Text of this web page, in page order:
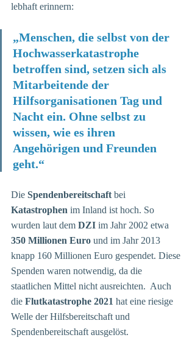
lebhaft erinnern:
„Menschen, die selbst von der
Hochwasserkatastrophe
betroffen sind, setzen sich als
Mitarbeitende der
Hilfsorganisationen Tag und
Nacht ein. Ohne selbst zu
wissen, wie es ihren
Angehörigen und Freunden
geht.“
Die Spendenbereitschaft bei
Katastrophen im Inland ist hoch. So
wurden laut dem DZI im Jahr 2002 etwa
350 Millionen Euro und im Jahr 2013
knapp 160 Millionen Euro gespendet. Diese
Spenden waren notwendig, da die
staatlichen Mittel nicht ausreichten.  Auch
die Flutkatastrophe 2021 hat eine riesige
Welle der Hilfsbereitschaft und
Spendenbereitschaft ausgelöst.